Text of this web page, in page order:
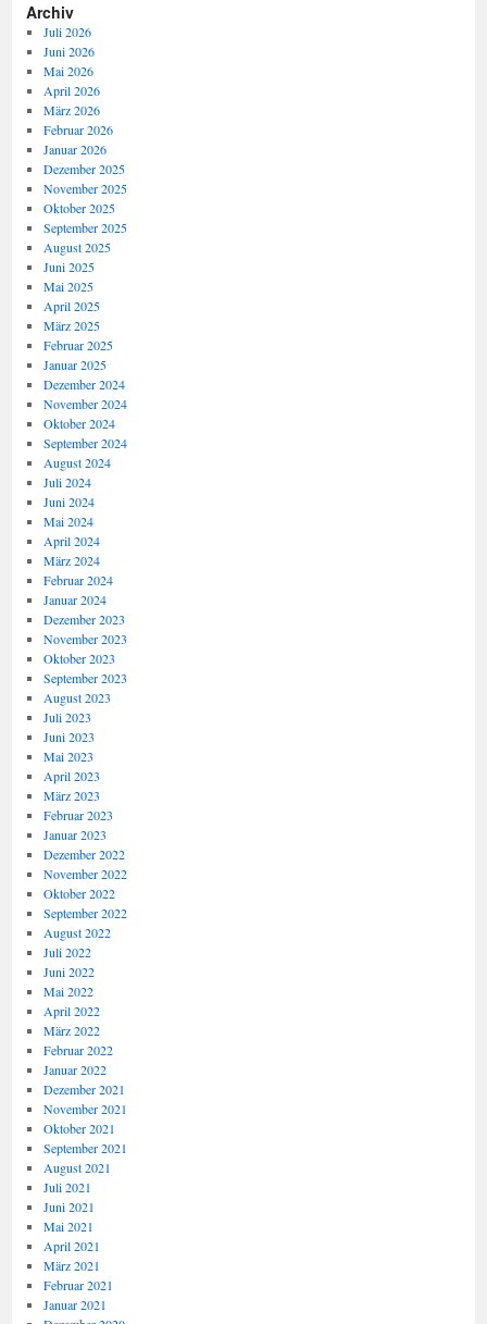
Archiv
Juli 2026
Juni 2026
Mai 2026
April 2026
März 2026
Februar 2026
Januar 2026
Dezember 2025
November 2025
Oktober 2025
September 2025
August 2025
Juni 2025
Mai 2025
April 2025
März 2025
Februar 2025
Januar 2025
Dezember 2024
November 2024
Oktober 2024
September 2024
August 2024
Juli 2024
Juni 2024
Mai 2024
April 2024
März 2024
Februar 2024
Januar 2024
Dezember 2023
November 2023
Oktober 2023
September 2023
August 2023
Juli 2023
Juni 2023
Mai 2023
April 2023
März 2023
Februar 2023
Januar 2023
Dezember 2022
November 2022
Oktober 2022
September 2022
August 2022
Juli 2022
Juni 2022
Mai 2022
April 2022
März 2022
Februar 2022
Januar 2022
Dezember 2021
November 2021
Oktober 2021
September 2021
August 2021
Juli 2021
Juni 2021
Mai 2021
April 2021
März 2021
Februar 2021
Januar 2021